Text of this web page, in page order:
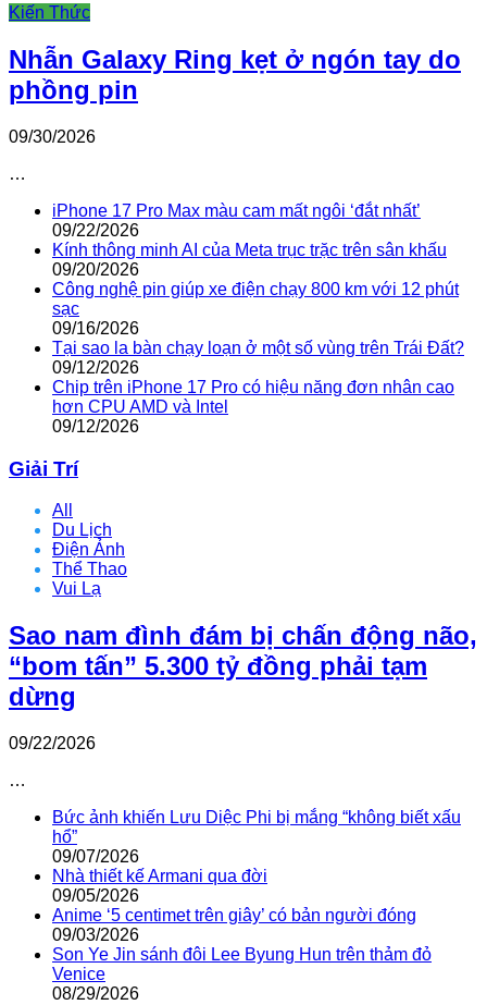
Kiến Thức
Nhẫn Galaxy Ring kẹt ở ngón tay do
phồng pin
09/30/2026
…
iPhone 17 Pro Max màu cam mất ngôi ‘đắt nhất’
09/22/2026
Kính thông minh AI của Meta trục trặc trên sân khấu
09/20/2026
Công nghệ pin giúp xe điện chạy 800 km với 12 phút
sạc
09/16/2026
Tại sao la bàn chạy loạn ở một số vùng trên Trái Đất?
09/12/2026
Chip trên iPhone 17 Pro có hiệu năng đơn nhân cao
hơn CPU AMD và Intel
09/12/2026
Giải Trí
All
Du Lịch
Điện Ảnh
Thể Thao
Vui Lạ
Sao nam đình đám bị chấn động não,
“bom tấn” 5.300 tỷ đồng phải tạm
dừng
09/22/2026
…
Bức ảnh khiến Lưu Diệc Phi bị mắng “không biết xấu
hổ”
09/07/2026
Nhà thiết kế Armani qua đời
09/05/2026
Anime ‘5 centimet trên giây’ có bản người đóng
09/03/2026
Son Ye Jin sánh đôi Lee Byung Hun trên thảm đỏ
Venice
08/29/2026